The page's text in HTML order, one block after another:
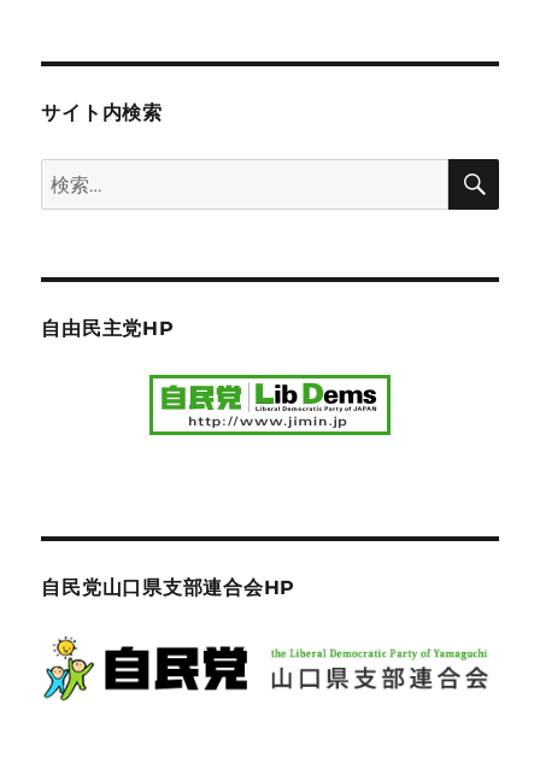
サイト内検索
検
索:
検
自由民主党HP
自民党山口県支部連合会HP